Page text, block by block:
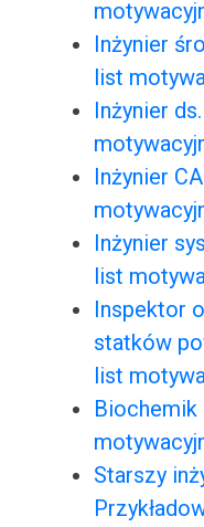
Inżynier
list
Inżynier
Inżynier
Inżynier
list
Inspektor
statków
list
Biochemik
Starszy